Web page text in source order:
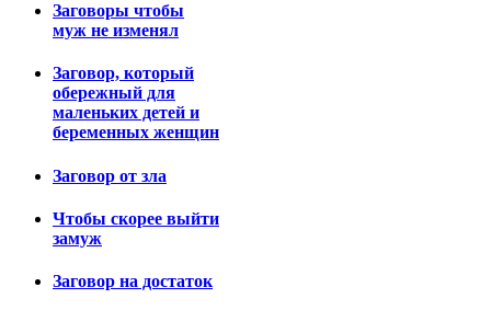
Заговоры чтобы
муж не изменял
Заговор, который
обережный для
маленьких детей и
беременных женщин
Заговор от зла
Чтобы скорее выйти
замуж
Заговор на достаток